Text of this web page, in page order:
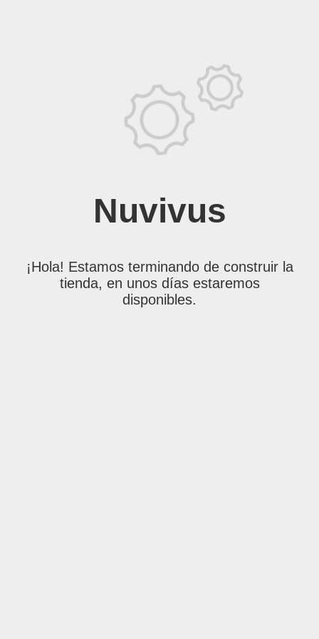
Nuvivus
¡Hola! Estamos terminando de construir la
tienda, en unos días estaremos
disponibles.